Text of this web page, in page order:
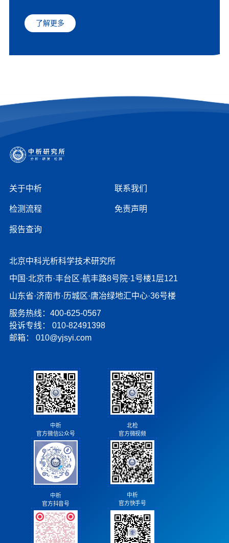
了解更多
关于中析 联系我们
检测流程 免责声明
报告查询
北京中科光析科学技术研究所
中国·北京市·丰台区·航丰路8号院·1号楼1层121
山东省·济南市·历城区·唐冶绿地汇中心·36号楼
服务热线：400-625-0567
投诉专线： 010-82491398
邮箱： 010@yjsyi.com
中析
官方微信公众号
北检
官方微视频
中析
官方抖音号
中析
官方快手号